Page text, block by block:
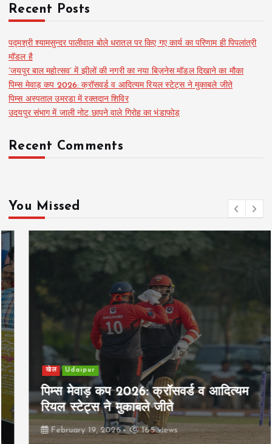
Recent Posts
पद्मश्री श्यामसुन्दर पालीवाल बोले धरातल पर किए गए कार्य का परिणाम ही पिपलांत्री
मॉडल है
‘जयपुर बाल महोत्सव’ में झीलों की नगरी का नया बिज़नेस मॉडल दिखाने का मौका
पिम्स मेवाड़ कप 2026: क्रॉसवर्ड व आदित्यम रियल स्टेट्स ने मुकाबले जीते
पिम्स अस्पताल उमरडा में रक्तदान शिविर
उदयपुर संभाग में जाली नोट छापने वाले गिरोह का भंडाफोड़
Recent Comments
You Missed
Udaipur
पिम्स मेवाड़ कप 2026: क्रॉसवर्ड व आदित्यम
रियल स्टेट्स ने मुकाबले जीते
February 19, 2026 165 views